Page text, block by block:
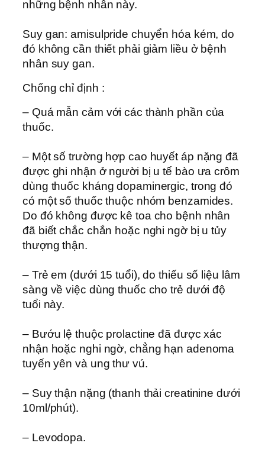
những bệnh nhân này.
Suy gan: amisulpride chuyển hóa kém, do
đó không cần thiết phải giảm liều ở bệnh
nhân suy gan.
Chống chỉ định :
– Quá mẫn cảm với các thành phần của
thuốc.
– Một số trường hợp cao huyết áp nặng đã
được ghi nhận ở người bị u tế bào ưa crôm
dùng thuốc kháng dopaminergic, trong đó
có một số thuốc thuộc nhóm benzamides.
Do đó không được kê toa cho bệnh nhân
đã biết chắc chắn hoặc nghi ngờ bị u tủy
thượng thận.
– Trẻ em (dưới 15 tuổi), do thiếu số liệu lâm
sàng về việc dùng thuốc cho trẻ dưới độ
tuổi này.
– Bướu lệ thuộc prolactine đã được xác
nhận hoặc nghi ngờ, chẳng hạn adenoma
tuyến yên và ung thư vú.
– Suy thận nặng (thanh thải creatinine dưới
10ml/phút).
– Levodopa.